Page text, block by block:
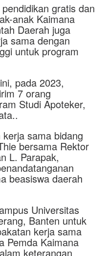
gratis dan
anak Kaimana
Daerah juga
sama dengan
untuk program
pada 2023,
7 orang
Studi Apoteker,
sama bidang
bersama Rektor
L. Parapak,
beasiswa daerah
Universitas
Banten untuk
kerja sama
Pemda Kaimana
keterangan